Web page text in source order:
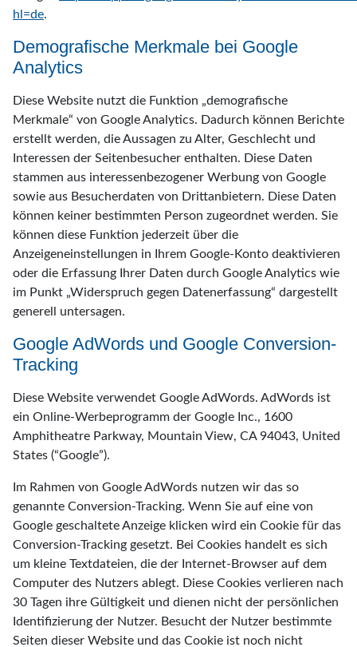
hl=de.
Demografische Merkmale bei Google
Analytics
Diese Website nutzt die Funktion „demografische
Merkmale“ von Google Analytics. Dadurch können Berichte
erstellt werden, die Aussagen zu Alter, Geschlecht und
Interessen der Seitenbesucher enthalten. Diese Daten
stammen aus interessenbezogener Werbung von Google
sowie aus Besucherdaten von Drittanbietern. Diese Daten
können keiner bestimmten Person zugeordnet werden. Sie
können diese Funktion jederzeit über die
Anzeigeneinstellungen in Ihrem Google-Konto deaktivieren
oder die Erfassung Ihrer Daten durch Google Analytics wie
im Punkt „Widerspruch gegen Datenerfassung“ dargestellt
generell untersagen.
Google AdWords und Google Conversion-
Tracking
Diese Website verwendet Google AdWords. AdWords ist
ein Online-Werbeprogramm der Google Inc., 1600
Amphitheatre Parkway, Mountain View, CA 94043, United
States (“Google”).
Im Rahmen von Google AdWords nutzen wir das so
genannte Conversion-Tracking. Wenn Sie auf eine von
Google geschaltete Anzeige klicken wird ein Cookie für das
Conversion-Tracking gesetzt. Bei Cookies handelt es sich
um kleine Textdateien, die der Internet-Browser auf dem
Computer des Nutzers ablegt. Diese Cookies verlieren nach
30 Tagen ihre Gültigkeit und dienen nicht der persönlichen
Identifizierung der Nutzer. Besucht der Nutzer bestimmte
Seiten dieser Website und das Cookie ist noch nicht